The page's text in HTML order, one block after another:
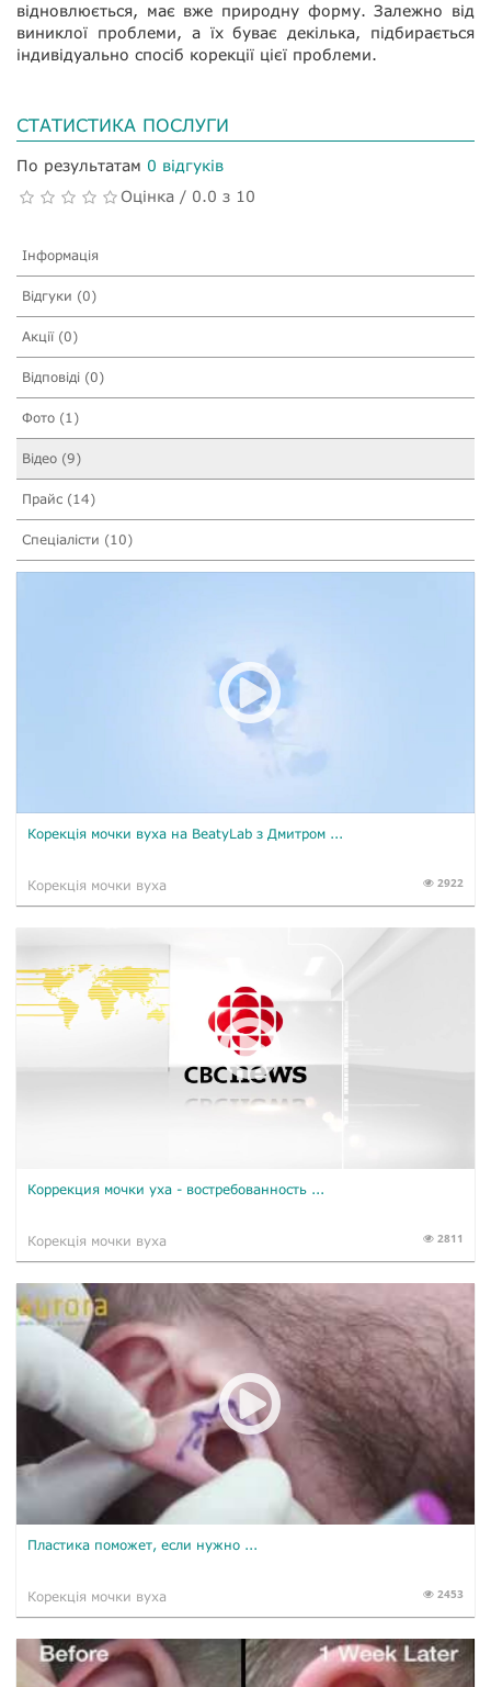
відновлюється, має вже природну форму. Залежно від
виниклої проблеми, а їх буває декілька, підбирається
індивідуально спосіб корекції цієї проблеми.
СТАТИСТИКА ПОСЛУГИ
По результатам 0 відгуків
Оцінка / 0.0 з 10
Інформація
Відгуки (0)
Акції (0)
Відповіді (0)
Фото (1)
Відео (9)
Прайс (14)
Спеціалісти (10)
Корекція мочки вуха на BeatyLab з Дмитром ...
Корекція мочки вуха 2922
Коррекция мочки уха - востребованность ...
Корекція мочки вуха 2811
Пластика поможет, если нужно ...
Корекція мочки вуха 2453